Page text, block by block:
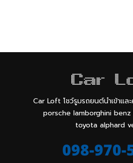
Car Loft โชว์รูมรถยนต์นำเข้าแล
porsche lamborghini
toyota alphard
098-970-